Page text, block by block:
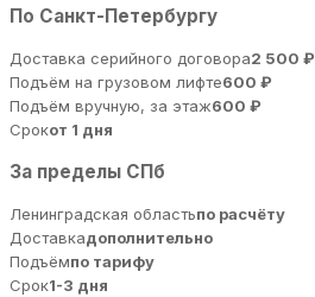
По Санкт-Петербургу
Доставка серийного договора2 500 ₽
Подъём на грузовом лифте600 ₽
Подъём вручную, за этаж600 ₽
Срокот 1 дня
За пределы СПб
Ленинградская областьпо расчёту
Доставкадополнительно
Подъёмпо тарифу
Срок1-3 дня